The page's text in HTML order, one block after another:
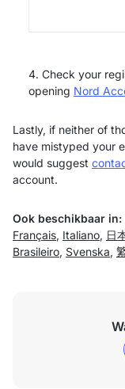
Check your
opening Nord
Lastly, if neither of
have mistyped your
would suggest
account.
Ook beschikbaar in:
Français, Italiano, 日
Brasileiro, Svenska,